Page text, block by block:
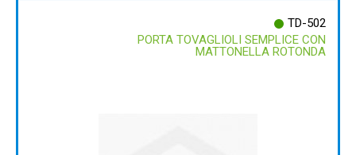
TD-502
PORTA TOVAGLIOLI SEMPLICE CON
MATTONELLA ROTONDA